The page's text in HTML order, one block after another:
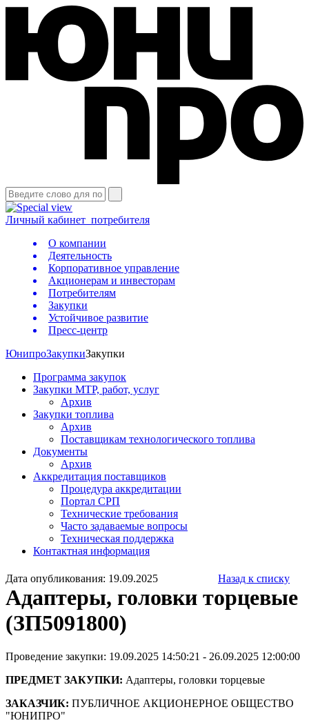
Личный кабинет потребителя
О компании
Деятельность
Корпоративное управление
Акционерам и инвесторам
Потребителям
Закупки
Устойчивое развитие
Пресс-центр
ЮнипроЗакупкиЗакупки
Программа закупок
Закупки МТР, работ, услуг
Архив
Закупки топлива
Архив
Поставщикам технологического топлива
Документы
Архив
Аккредитация поставщиков
Процедура аккредитации
Портал СРП
Технические требования
Часто задаваемые вопросы
Техническая поддержка
Контактная информация
Дата опубликования: 19.09.2025 Назад к списку
Адаптеры, головки торцевые
(ЗП5091800)
Проведение закупки: 19.09.2025 14:50:21 - 26.09.2025 12:00:00
ПРЕДМЕТ ЗАКУПКИ: Адаптеры, головки торцевые
ЗАКАЗЧИК: ПУБЛИЧНОЕ АКЦИОНЕРНОЕ ОБЩЕСТВО
"ЮНИПРО"